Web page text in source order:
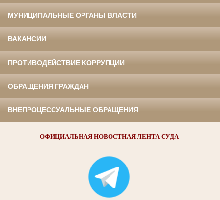
МУНИЦИПАЛЬНЫЕ ОРГАНЫ ВЛАСТИ
ВАКАНСИИ
ПРОТИВОДЕЙСТВИЕ КОРРУПЦИИ
ОБРАЩЕНИЯ ГРАЖДАН
ВНЕПРОЦЕССУАЛЬНЫЕ ОБРАЩЕНИЯ
ОФИЦИАЛЬНАЯ НОВОСТНАЯ ЛЕНТА СУДА